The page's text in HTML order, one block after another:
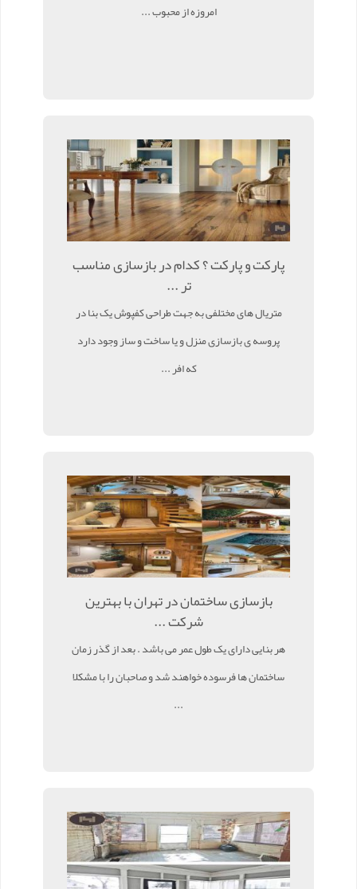
امروزه از محبوب ...
پارکت و پارکت ؟ کدام در بازسازی مناسب
تر ...
متریال های مختلفی به جهت طراحی کفپوش یک بنا در
پروسه ی بازسازی منزل و یا ساخت و ساز وجود دارد
که افر ...
بازسازی ساختمان در تهران با بهترین
شرکت ...
هر بنایی دارای یک طول عمر می باشد . بعد از گذر زمان
ساختمان ها فرسوده خواهند شد و صاحبان را با مشکلا
...